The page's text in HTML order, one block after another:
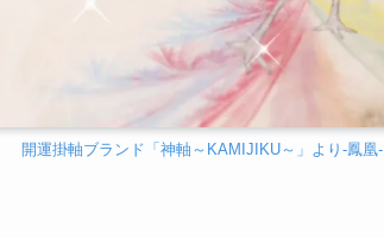
開運掛軸ブランド「神軸～KAMIJIKU～」より-鳳凰-